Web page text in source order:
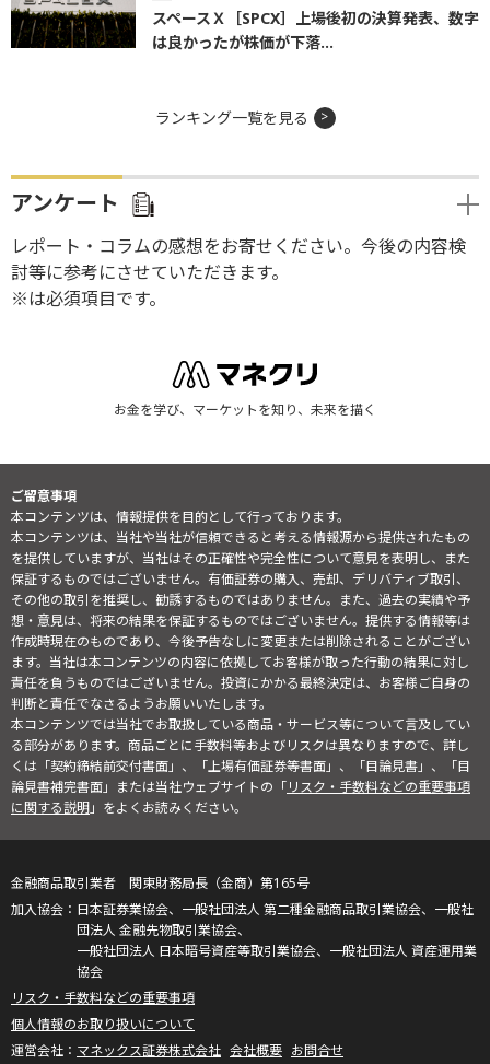
スペースＸ［SPCX］上場後初の決算発表、数字
は良かったが株価が下落...
ランキング一覧を見る
アンケート
レポート・コラムの感想をお寄せください。今後の内容検
討等に参考にさせていただきます。
※は必須項目です。
お金を学び、マーケットを知り、未来を描く
ご留意事項
本コンテンツは、情報提供を目的として行っております。
本コンテンツは、当社や当社が信頼できると考える情報源から提供されたもの
を提供していますが、当社はその正確性や完全性について意見を表明し、また
保証するものではございません。有価証券の購入、売却、デリバティブ取引、
その他の取引を推奨し、勧誘するものではありません。また、過去の実績や予
想・意見は、将来の結果を保証するものではございません。提供する情報等は
作成時現在のものであり、今後予告なしに変更または削除されることがござい
ます。当社は本コンテンツの内容に依拠してお客様が取った行動の結果に対し
責任を負うものではございません。投資にかかる最終決定は、お客様ご自身の
判断と責任でなさるようお願いいたします。
本コンテンツでは当社でお取扱している商品・サービス等について言及してい
る部分があります。商品ごとに手数料等およびリスクは異なりますので、詳し
くは「契約締結前交付書面」、「上場有価証券等書面」、「目論見書」、「目
論見書補完書面」または当社ウェブサイトの「リスク・手数料などの重要事項
に関する説明」をよくお読みください。
金融商品取引業者 関東財務局長（金商）第165号
日本証券業協会、一般社団法人 第二種金融商品取引業協会、一般社
団法人 金融先物取引業協会、
一般社団法人 日本暗号資産等取引業協会、一般社団法人 資産運用業
協会
リスク・手数料などの重要事項
個人情報のお取り扱いについて
マネックス証券株式会社 会社概要 お問合せ